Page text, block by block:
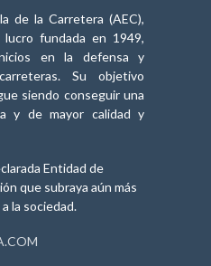
de la Carretera (AEC),
fundada en 1949,
en la defensa y
Su objetivo
siendo conseguir una
y de mayor calidad y
Entidad de
que subraya aún más
la sociedad.